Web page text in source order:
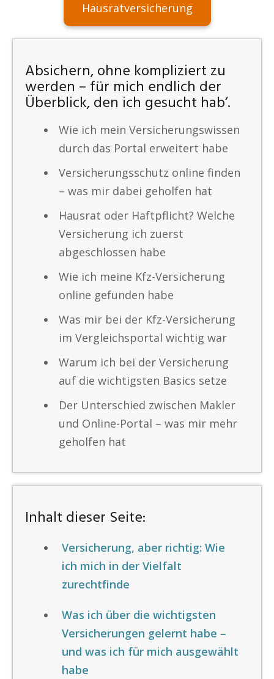
Hausratversicherung
Absichern, ohne kompliziert zu
werden – für mich endlich der
Überblick, den ich gesucht hab‘.
Wie ich mein Versicherungswissen
durch das Portal erweitert habe
Versicherungsschutz online finden
– was mir dabei geholfen hat
Hausrat oder Haftpflicht? Welche
Versicherung ich zuerst
abgeschlossen habe
Wie ich meine Kfz-Versicherung
online gefunden habe
Was mir bei der Kfz-Versicherung
im Vergleichsportal wichtig war
Warum ich bei der Versicherung
auf die wichtigsten Basics setze
Der Unterschied zwischen Makler
und Online-Portal – was mir mehr
geholfen hat
Inhalt dieser Seite:
Versicherung, aber richtig: Wie
ich mich in der Vielfalt
zurechtfinde
Was ich über die wichtigsten
Versicherungen gelernt habe –
und was ich für mich ausgewählt
habe